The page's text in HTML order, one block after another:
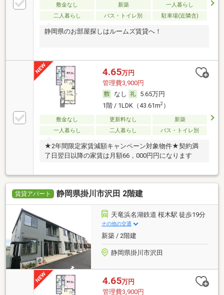
敷金なし 新築
一人暮らし
二人暮らし
バス・トイレ別 駐車場(近隣含)
静岡県のお部屋探しはルームズ賃貸へ！
4.65万円
管理費3,900円
なし
5.65万円
1階 / 1LDK（43.61m2）
敷金なし 更新料なし
新築
一人暮らし
二人暮らし バス・トイレ別
★2年間限定家賃減額キャンペーン対象物件★契約満
了日翌日以降の家賃は月額66，000円円になります
賃貸アパート 静岡県掛川市沢田 2階建
天竜浜名湖鉄道 桜木駅 徒歩19分
その他の交通
新築 / 2階建
静岡県掛川市沢田
4.65万円
管理費3,900円